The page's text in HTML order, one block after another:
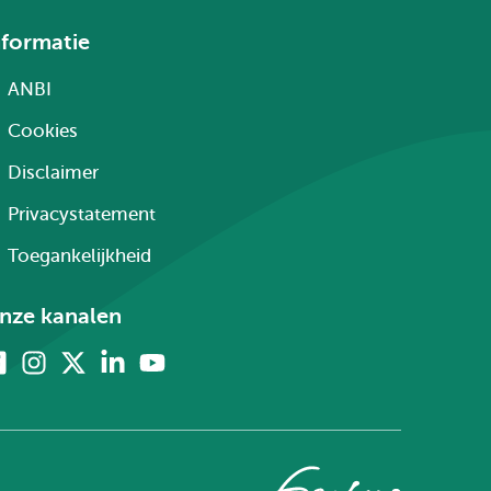
ANBI
Cookies
Disclaimer
Privacystatement
Toegankelijkheid
kanalen
FacebookInstagram LinkedinYoutube